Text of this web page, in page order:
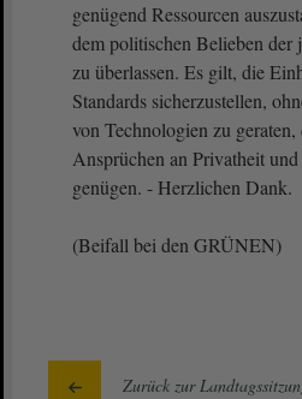
genügend Ressourcen
dem politischen Belieben der
zu überlassen. Es gilt, die
Standards sicherzustellen,
von Technologien zu
Ansprüchen an Privatheit
genügen. - Herzlichen Dank.
(Beifall bei den GRÜNEN)
Zurück zur